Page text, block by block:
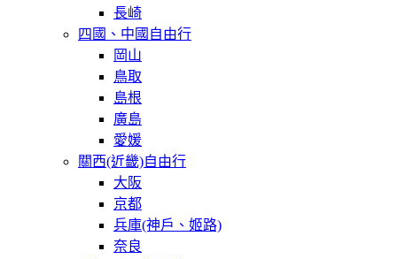
長崎
四國、中國自由行
岡山
鳥取
島根
廣島
愛媛
關西(近畿)自由行
大阪
京都
兵庫(神戶、姬路)
奈良